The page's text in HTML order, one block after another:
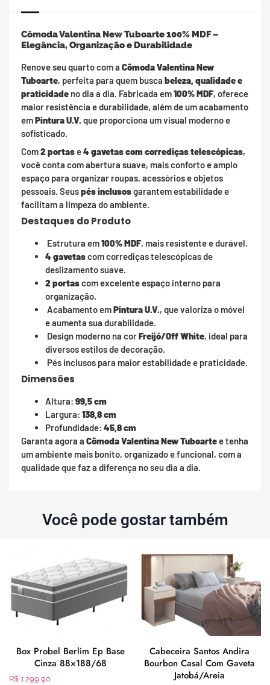
Cômoda Valentina New Tuboarte 100% MDF –
Elegância, Organização e Durabilidade
Renove seu quarto com a Cômoda Valentina New
Tuboarte, perfeita para quem busca beleza, qualidade e
praticidade no dia a dia. Fabricada em100% MDF, oferece
maior resistência e durabilidade, além de um acabamento
emPintura U.V.que proporciona um visual moderno e
sofisticado.
Com2 portase4 gavetas com corrediças telescópicas,
você conta com abertura suave, mais conforto e amplo
espaço para organizar roupas, acessórios e objetos
pessoais. Seuspés inclusosgarantem estabilidade e
facilitam a limpeza do ambiente.
Destaques do Produto
Estrutura em100% MDF, mais resistente e durável.
4 gavetascom corrediças telescópicas de
deslizamento suave.
2 portascom excelente espaço interno para
organização.
Acabamento emPintura U.V., que valoriza o móvel
e aumenta sua durabilidade.
Design moderno na corFreijó/Off White, ideal para
diversos estilos de decoração.
Pés inclusos para maior estabilidade e praticidade.
Dimensões
Altura: 99,5 cm
Largura: 138,8 cm
Profundidade: 45,8 cm
Garanta agora a Cômoda Valentina New Tuboartee tenha
um ambiente mais bonito, organizado e funcional, com a
qualidade que faz a diferença no seu dia a dia.
Você pode gostar também
Box Probel Berlim Ep Base
Cinza 88×188/68
R$ 1.299,90
Cabeceira Santos Andira
Bourbon Casal Com Gaveta
Jatobá/Areia